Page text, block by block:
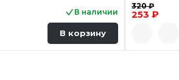
В наличии
В корзину
320 ₽
253 ₽